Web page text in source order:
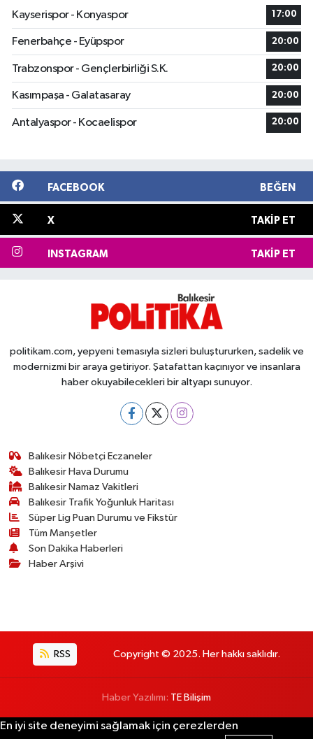
Kayserispor - Konyaspor
17:00
Fenerbahçe - Eyüpspor 20:00
Trabzonspor - Gençlerbirliği S.K. 20:00
Kasımpaşa - Galatasaray 20:00
Antalyaspor - Kocaelispor 20:00
FACEBOOK BEĞEN
X TAKIP ET
INSTAGRAM TAKIP ET
politikam.com, yepyeni temasıyla sizleri buluştururken, sadelik ve
modernizmi bir araya getiriyor. Şatafattan kaçınıyor ve insanlara
haber okuyabilecekleri bir altyapı sunuyor.
Balıkesir Nöbetçi Eczaneler
Balıkesir Hava Durumu
Balıkesir Namaz Vakitleri
Balıkesir Trafik Yoğunluk Haritası
Süper Lig Puan Durumu ve Fikstür
Tüm Manşetler
Son Dakika Haberleri
Haber Arşivi
RSS Copyright © 2025. Her hakkı saklıdır.
Haber Yazılımı: TE Bilişim
En iyi site deneyimi sağlamak için çerezlerden